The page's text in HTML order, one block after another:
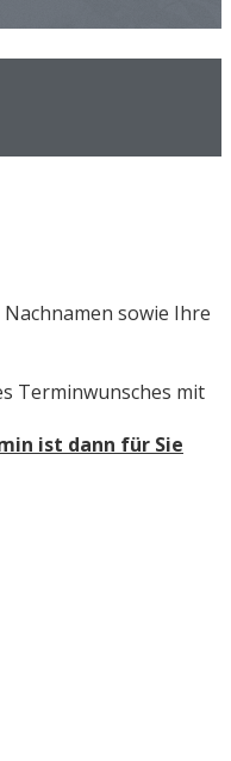
sowie Ihre
Terminwunsches mit
ist dann für Sie